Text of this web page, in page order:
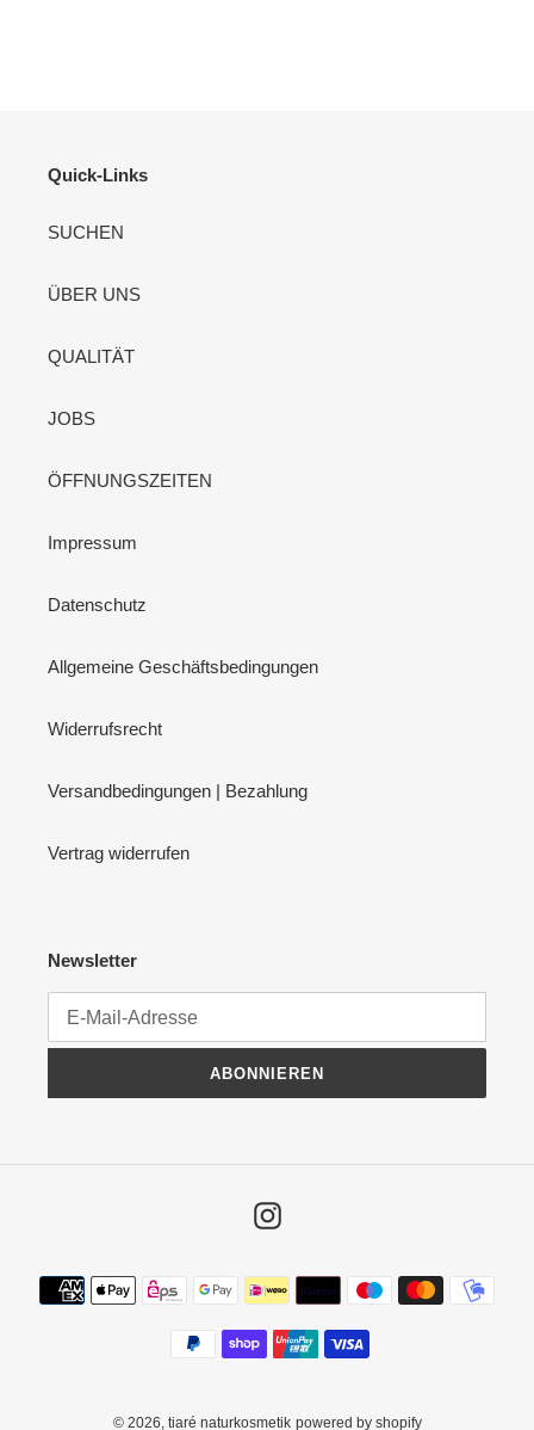
Quick-Links
SUCHEN
ÜBER UNS
QUALITÄT
JOBS
ÖFFNUNGSZEITEN
Impressum
Datenschutz
Allgemeine Geschäftsbedingungen
Widerrufsrecht
Versandbedingungen | Bezahlung
Vertrag widerrufen
Newsletter
ABONNIEREN
Instagram
Zahlungsmethoden
© 2026, tiaré naturkosmetik powered by shopify